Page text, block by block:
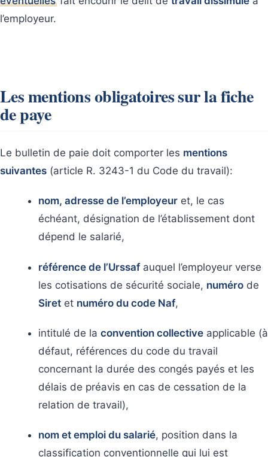
l’employeur.
Les mentions obligatoires sur la fiche
de paye
Le bulletin de paie doit comporter les mentions
suivantes (article R. 3243-1 du Code du travail):
nom, adresse de l’employeur et, le cas
échéant, désignation de l’établissement dont
dépend le salarié,
référence de l’Urssafauquel l’employeur verse
les cotisations de sécurité sociale, numéro de
Siret et numéro du code Naf,
intitulé de la convention collective applicable (à
défaut, références du code du travail
concernant la durée des congés payés et les
délais de préavis en cas de cessation de la
relation de travail),
nom et emploi du salarié, position dans la
classification conventionnelle qui lui est